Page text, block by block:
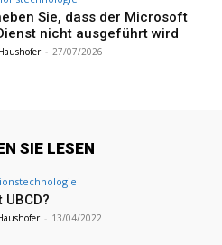
Sie, dass der Microsoft
nicht ausgeführt wird
- 27/07/2026
SIE LESEN
UBCD?
- 13/04/2022